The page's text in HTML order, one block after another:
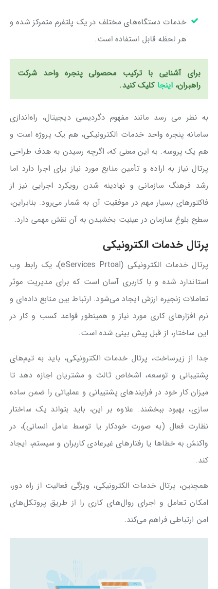
خدمات دستگاه‌های مختلف در یک پلتفرم متمرکز شده و
هر لحظه قابل استفاده است.
برای آشنایی با ترکیب محصولی پنجره واحد شرکت
راهبران، اینجا کلیک کنید.
به نظر می رسد مانند مفهوم دگردیسی دیجیتال، راه‌اندازی
سامانه پنجره واحد خدمات الکترونیکی، هم یک پروژه است و
هم یک پروسه. به این معنی که، اگرچه رسیدن به هدف طراحی
پرتال نیاز به اراده و تأمین منابع مورد نیاز برای اجرا دارد اما
رشد فرهنگ سازمانی و نهادینه شدن رویکرد اجرایی نیز از
فاکتورهای بسیار مهم در موفقیت آن به شمار می‌رود. بنابراین،
سطح بلوغ سازمان در عینیت بخشیدن به آن نقش مهمی دارد.
پرتال خدمات الکترونیکی
پرتال خدمات الکترونیکی (eServices Prtoal)، یک رابط وب
استاندارد شده و با کاربری آسان است که برای مدیریت موثر
تعاملات زنجیره ارزش ایجاد می‌شود. ارتباط بین منابع داده‌ای و
نرم افزارهای کاری مورد نیاز و همینطور قواعد کسب و کار در
این ساختار، از قبل پیش بینی شده است.
جدا از زیرساخت، پرتال خدمات الکترونیکی، باید به تیم‌های
پشتیبانی و توسعه، اشخاص ثالث و مشتریان اجازه دهد تا
میزان کار خود در فرایندهای پشتیبانی و عملیاتی را ضمن ساده
سازی، بهبود ببخشند. علاوه بر این، باید بتواند یک ساختار
نظارت فعال (به صورت خودکار یا توسط عامل انسانی)، در
واکنش به خطاها یا رفتارهای غیرعادی کاربران و سیستم، ایجاد
کند.
همچنین، پرتال خدمات الکترونیکی، ویژگی فعالیت از راه دور،
امکان تعامل و اجرای روال‌های کاری را از طریق پروتکل‌های
امن ارتباطی فراهم می‌کند.